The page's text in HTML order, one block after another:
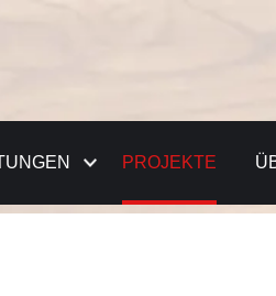
PROJEKTE